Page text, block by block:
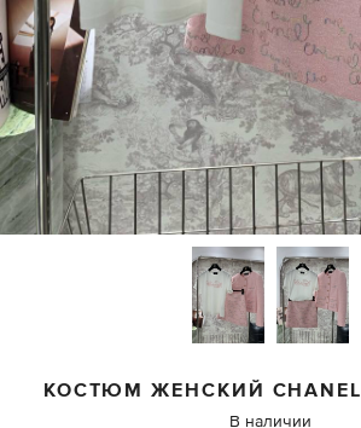
КОСТЮМ ЖЕНСКИЙ CHANEL
В наличии